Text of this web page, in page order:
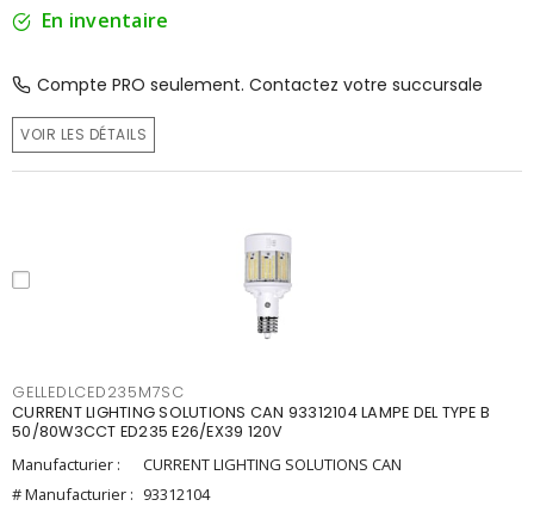
En inventaire
Compte PRO seulement. Contactez votre succursale
VOIR LES DÉTAILS
GELLEDLCED235M7SC
CURRENT LIGHTING SOLUTIONS CAN 93312104 LAMPE DEL TYPE B
50/80W3CCT ED235 E26/EX39 120V
Manufacturier :
CURRENT LIGHTING SOLUTIONS CAN
# Manufacturier : 93312104